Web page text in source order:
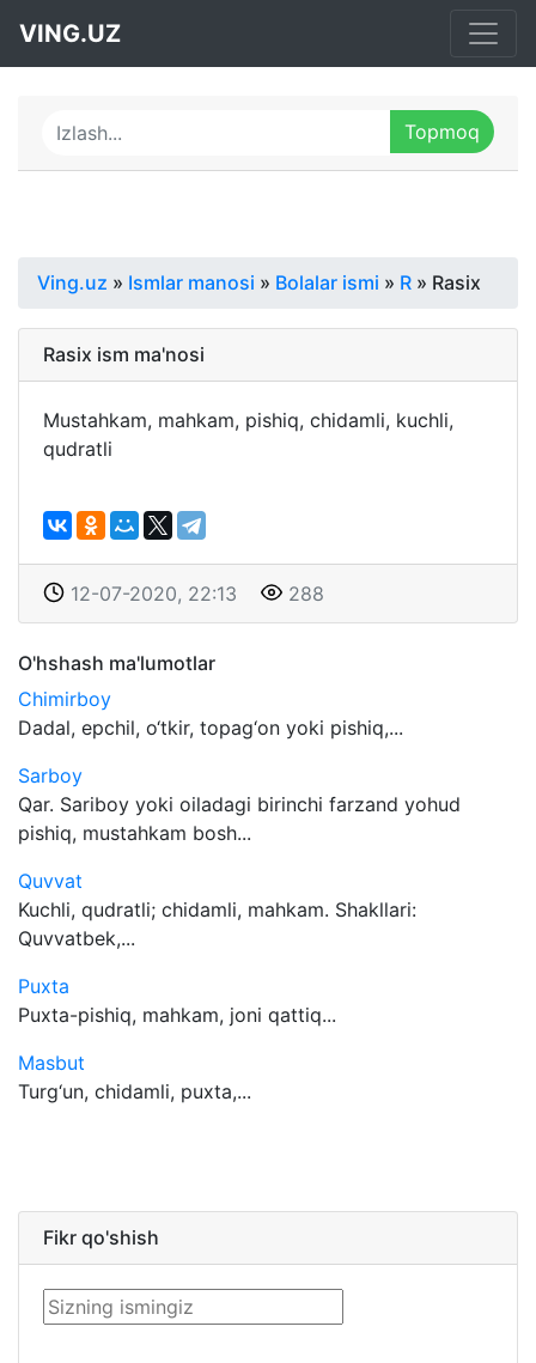
VING.UZ
Ving.uz » Ismlar manosi » Bolalar ismi » R » Rasix
Rasix ism ma'nosi
Mustahkam, mahkam, pishiq, chidamli, kuchli,
qudratli
12-07-2020, 22:13 288
O'hshash ma'lumotlar
Chimirboy
Dadal, epchil, o‘tkir, topag‘on yoki pishiq,...
Sarboy
Qar. Sariboy yoki oiladagi birinchi farzand yohud
pishiq, mustahkam bosh...
Quvvat
Kuchli, qudratli; chidamli, mahkam. Shakllari:
Quvvatbek,...
Puxta
Puxta-pishiq, mahkam, joni qattiq...
Masbut
Turg‘un, chidamli, puxta,...
Fikr qo'shish